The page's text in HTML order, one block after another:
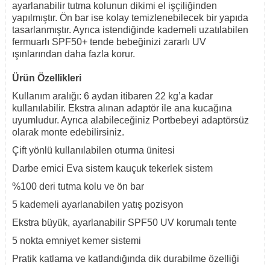
ayarlanabilir tutma kolunun dikimi el işçiliğinden
yapılmıştır. Ön bar ise kolay temizlenebilecek bir yapıda
tasarlanmıştır. Ayrıca istendiğinde kademeli uzatılabilen
fermuarlı SPF50+ tende bebeğinizi zararlı UV
ışınlarından daha fazla korur.
Ürün Özellikleri
Kullanım aralığı: 6 aydan itibaren 22 kg’a kadar
kullanılabilir. Ekstra alınan adaptör ile ana kucağına
uyumludur. Ayrıca alabileceğiniz Portbebeyi adaptörsüz
olarak monte edebilirsiniz.
Çift yönlü kullanılabilen oturma ünitesi
Darbe emici Eva sistem kauçuk tekerlek sistem
%100 deri tutma kolu ve ön bar
5 kademeli ayarlanabilen yatış pozisyon
Ekstra büyük, ayarlanabilir SPF50 UV korumalı tente
5 nokta emniyet kemer sistemi
Pratik katlama ve katlandığında dik durabilme özelliği